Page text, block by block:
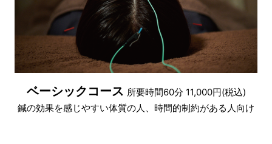
ベーシックコース 所要時間60分 11,000円(税込)
鍼の効果を感じやすい体質の人、時間的制約がある人向け